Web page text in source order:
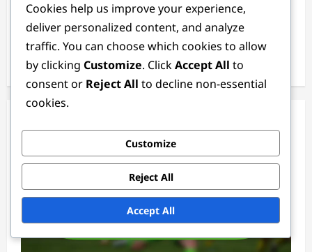
Save my name, email, and website in this browser for
the next time I comment.
Cookies help us improve your experience,
deliver personalized content, and analyze
traffic. You can choose which cookies to allow
by clicking Customize. ClickAccept All to
consent or Reject All to decline non-essential
cookies.
Customize
Reject All
Accept All